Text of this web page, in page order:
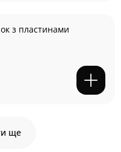
з пластинами
ще